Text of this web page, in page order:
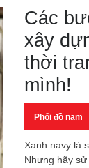
Các
xây
thời
mình!
Phối đồ nam
Xanh navy là
Nhưng hãy